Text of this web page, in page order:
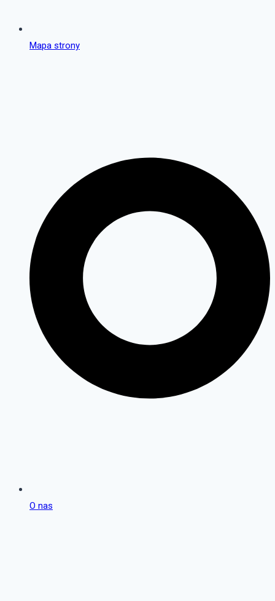
Mapa strony
O nas